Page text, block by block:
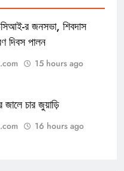
র জনসভা, শিবদাস
দিবস পালন
15 hours ago
জালে চার জুয়াড়ি
16 hours ago